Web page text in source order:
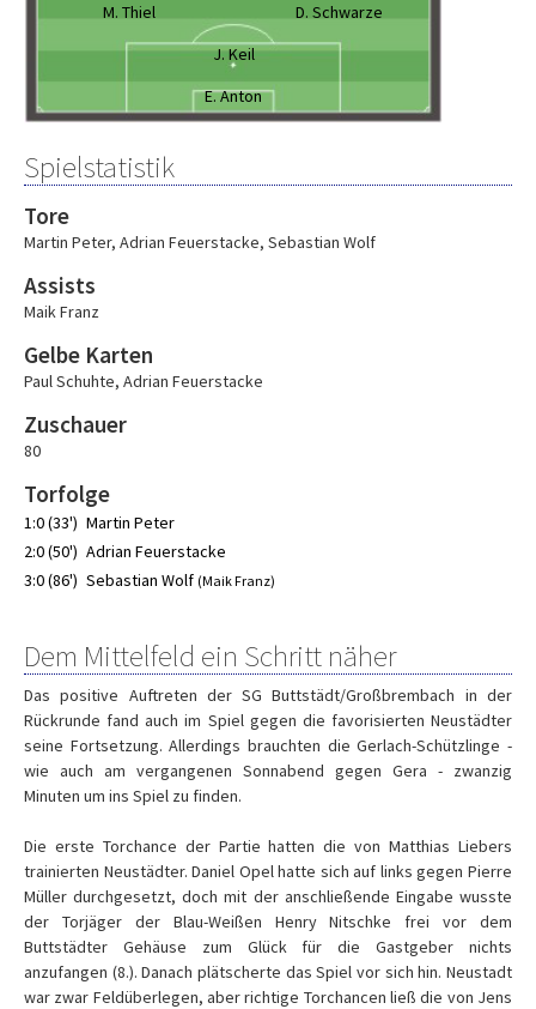
M. Thiel
D. Schwarze
J. Keil
E. Anton
Spielstatistik
Tore
Martin Peter, Adrian Feuerstacke, Sebastian Wolf
Assists
Maik Franz
Gelbe Karten
Paul Schuhte, Adrian Feuerstacke
Zuschauer
80
Torfolge
1:0 (33') Martin Peter
2:0 (50') Adrian Feuerstacke
3:0 (86') Sebastian Wolf (Maik Franz)
Dem Mittelfeld ein Schritt näher
Das positive Auftreten der SG Buttstädt/Großbrembach in der
Rückrunde fand auch im Spiel gegen die favorisierten Neustädter
seine Fortsetzung. Allerdings brauchten die Gerlach-Schützlinge -
wie auch am vergangenen Sonnabend gegen Gera - zwanzig
Minuten um ins Spiel zu finden.
Die erste Torchance der Partie hatten die von Matthias Liebers
trainierten Neustädter. Daniel Opel hatte sich auf links gegen Pierre
Müller durchgesetzt, doch mit der anschließende Eingabe wusste
der Torjäger der Blau-Weißen Henry Nitschke frei vor dem
Buttstädter Gehäuse zum Glück für die Gastgeber nichts
anzufangen (8.). Danach plätscherte das Spiel vor sich hin. Neustadt
war zwar Feldüberlegen, aber richtige Torchancen ließ die von Jens